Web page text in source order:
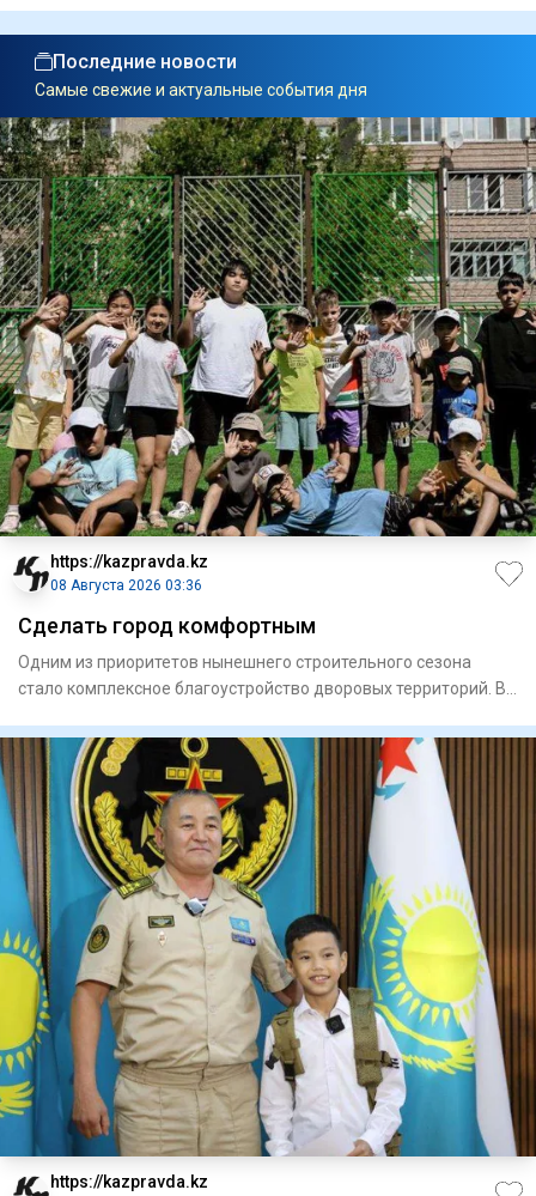
Последние новости
Самые свежие и актуальные события дня
https://kazpravda.kz
08 Августа 2026 03:36
Сделать город комфортным
Одним из приоритетов нынешнего строительного сезона
стало комплексное благоустройство дворовых территорий. В
https://kazpravda.kz